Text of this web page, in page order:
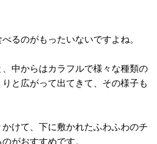
るのがもったいないですよね。
中からはカラフルで様々な種類の
と広がって出てきて、その様子も
けて、下に敷かれたふわふわのチ
がおすすめです。